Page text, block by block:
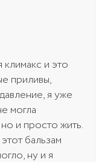
и это
приливы,
я уже
могла
и просто жить.
бальзам
ну и я